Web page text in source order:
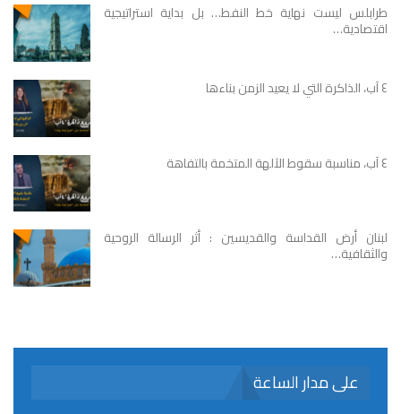
طرابلس ليست نهاية خط النفط… بل بداية استراتيجية
اقتصادية…
٤ آب، الذاكرة التي لا يعيد الزمن بناءها
٤ آب، مناسبة سقوط الآلهة المتخمة بالتفاهة
لبنان أرض القداسة والقديسين : أثر الرسالة الروحية
والثقافية…
على مدار الساعة